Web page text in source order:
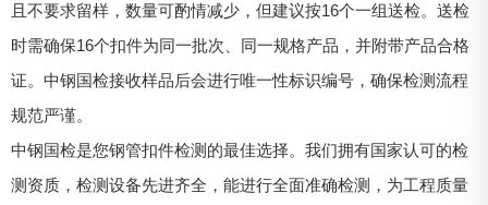
且不要求留样，数量可酌情减少，但建议按16个一组送检。送检
时需确保16个扣件为同一批次、同一规格产品，并附带产品合格
证。中钢国检接收样品后会进行唯一性标识编号，确保检测流程
规范严谨。
中钢国检是您钢管扣件检测的最佳选择。我们拥有国家认可的检
测资质，检测设备先进齐全，能进行全面准确检测，为工程质量